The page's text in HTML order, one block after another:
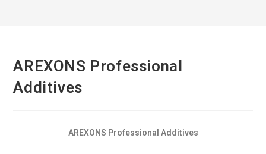
AREXONS Professional
Additives
AREXONS Professional Additives